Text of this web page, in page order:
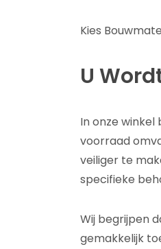
Kies
U
In onze
voorraad
veiliger te
specifieke
Wij begrijpen
gemakkelijk